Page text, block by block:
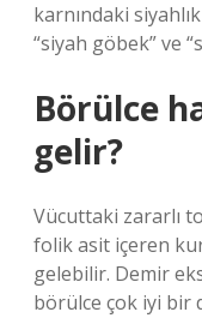
karnındaki
“siyah göbek” ve
Börülce
gelir?
Vücuttaki zararlı
folik asit içeren
gelebilir. Demir
börülce çok iyi bir